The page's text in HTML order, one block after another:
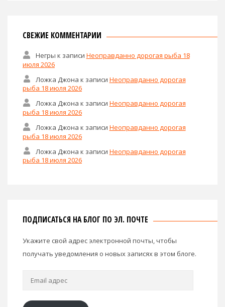
СВЕЖИЕ КОММЕНТАРИИ
Негры к записи Неоправданно дорогая рыба 18
июля 2026
Ложка Джона к записи Неоправданно дорогая
рыба 18 июля 2026
Ложка Джона к записи Неоправданно дорогая
рыба 18 июля 2026
Ложка Джона к записи Неоправданно дорогая
рыба 18 июля 2026
Ложка Джона к записи Неоправданно дорогая
рыба 18 июля 2026
ПОДПИСАТЬСЯ НА БЛОГ ПО ЭЛ. ПОЧТЕ
Укажите свой адрес электронной почты, чтобы
получать уведомления о новых записях в этом блоге.
Email